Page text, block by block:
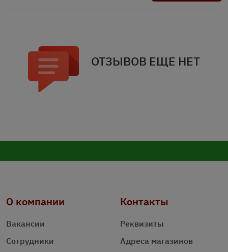
ОТЗЫВОВ ЕЩЕ НЕТ
О компании
Вакансии
Сотрудники
Контакты
Реквизиты
Адреса магазинов